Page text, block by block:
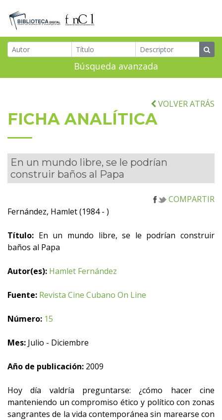
Búsqueda avanzada
VOLVER ATRÁS
FICHA ANALÍTICA
En un mundo libre, se le podrían
construir baños al Papa
COMPARTIR
Fernández, Hamlet (1984 - )
Título: En un mundo libre, se le podrían construir
baños al Papa
Autor(es): Hamlet Fernández
Fuente: Revista Cine Cubano On Line
Número: 15
Mes: Julio - Diciembre
Año de publicación: 2009
Hoy día valdría preguntarse: ¿cómo hacer cine
manteniendo un compromiso ético y político con zonas
sangrantes de la vida contemporánea sin marearse con